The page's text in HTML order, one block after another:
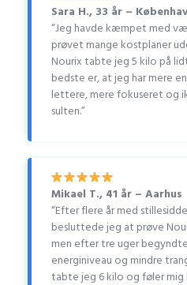
Sara H., 33 år –
“Jeg havde kæmpet med
prøvet mange kostplaner
Nourix tabte jeg 5 kilo på
bedste er, at jeg har mere
lettere, mere fokuseret og
sulten.”
Mikael T., 41 år – Aarhus
“Efter flere år med
besluttede jeg at prøve
men efter tre uger
energiniveau og mindre
tabte jeg 6 kilo og føler mig